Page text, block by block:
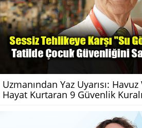
Uzmanından Yaz Uyarısı:
Hayat Kurtaran 9 Güvenlik Kuralı